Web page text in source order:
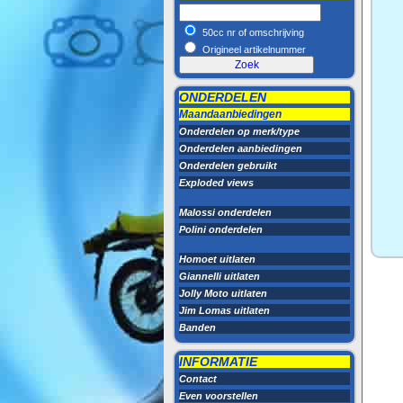
50cc nr of omschrijving
Origineel artikelnummer
ONDERDELEN
Maandaanbiedingen
Onderdelen op merk/type
Onderdelen aanbiedingen
Onderdelen gebruikt
Exploded views
Malossi onderdelen
Polini onderdelen
Homoet uitlaten
Giannelli uitlaten
Jolly Moto uitlaten
Jim Lomas uitlaten
Banden
INFORMATIE
Contact
Even voorstellen